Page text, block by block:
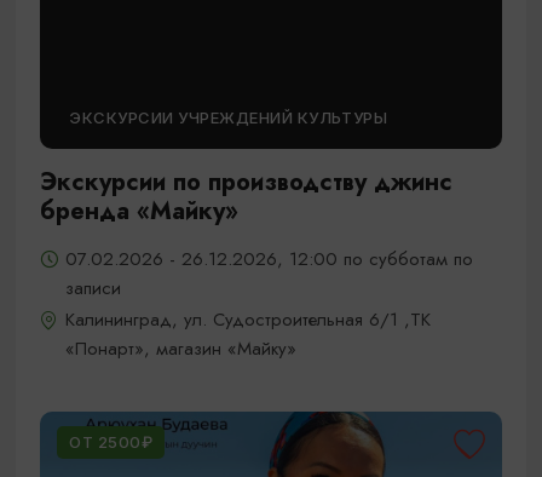
ЭКСКУРСИИ УЧРЕЖДЕНИЙ КУЛЬТУРЫ
Экскурсии по производству джинс
бренда «Майку»
07.02.2026 - 26.12.2026, 12:00 по субботам по
записи
Калининград, ул. Судостроительная 6/1 ,ТК
«Понарт», магазин «Майку»
ОТ 2500₽